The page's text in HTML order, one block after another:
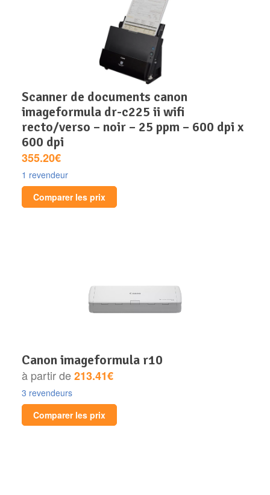
scanner de documents canon
imageformula dr-c225 ii wifi
recto/verso – noir – 25 ppm – 600 dpi x
600 dpi
355.20€
1 revendeur
Comparer les prix
canon imageformula r10
à partir de213.41€
3 revendeurs
Comparer les prix